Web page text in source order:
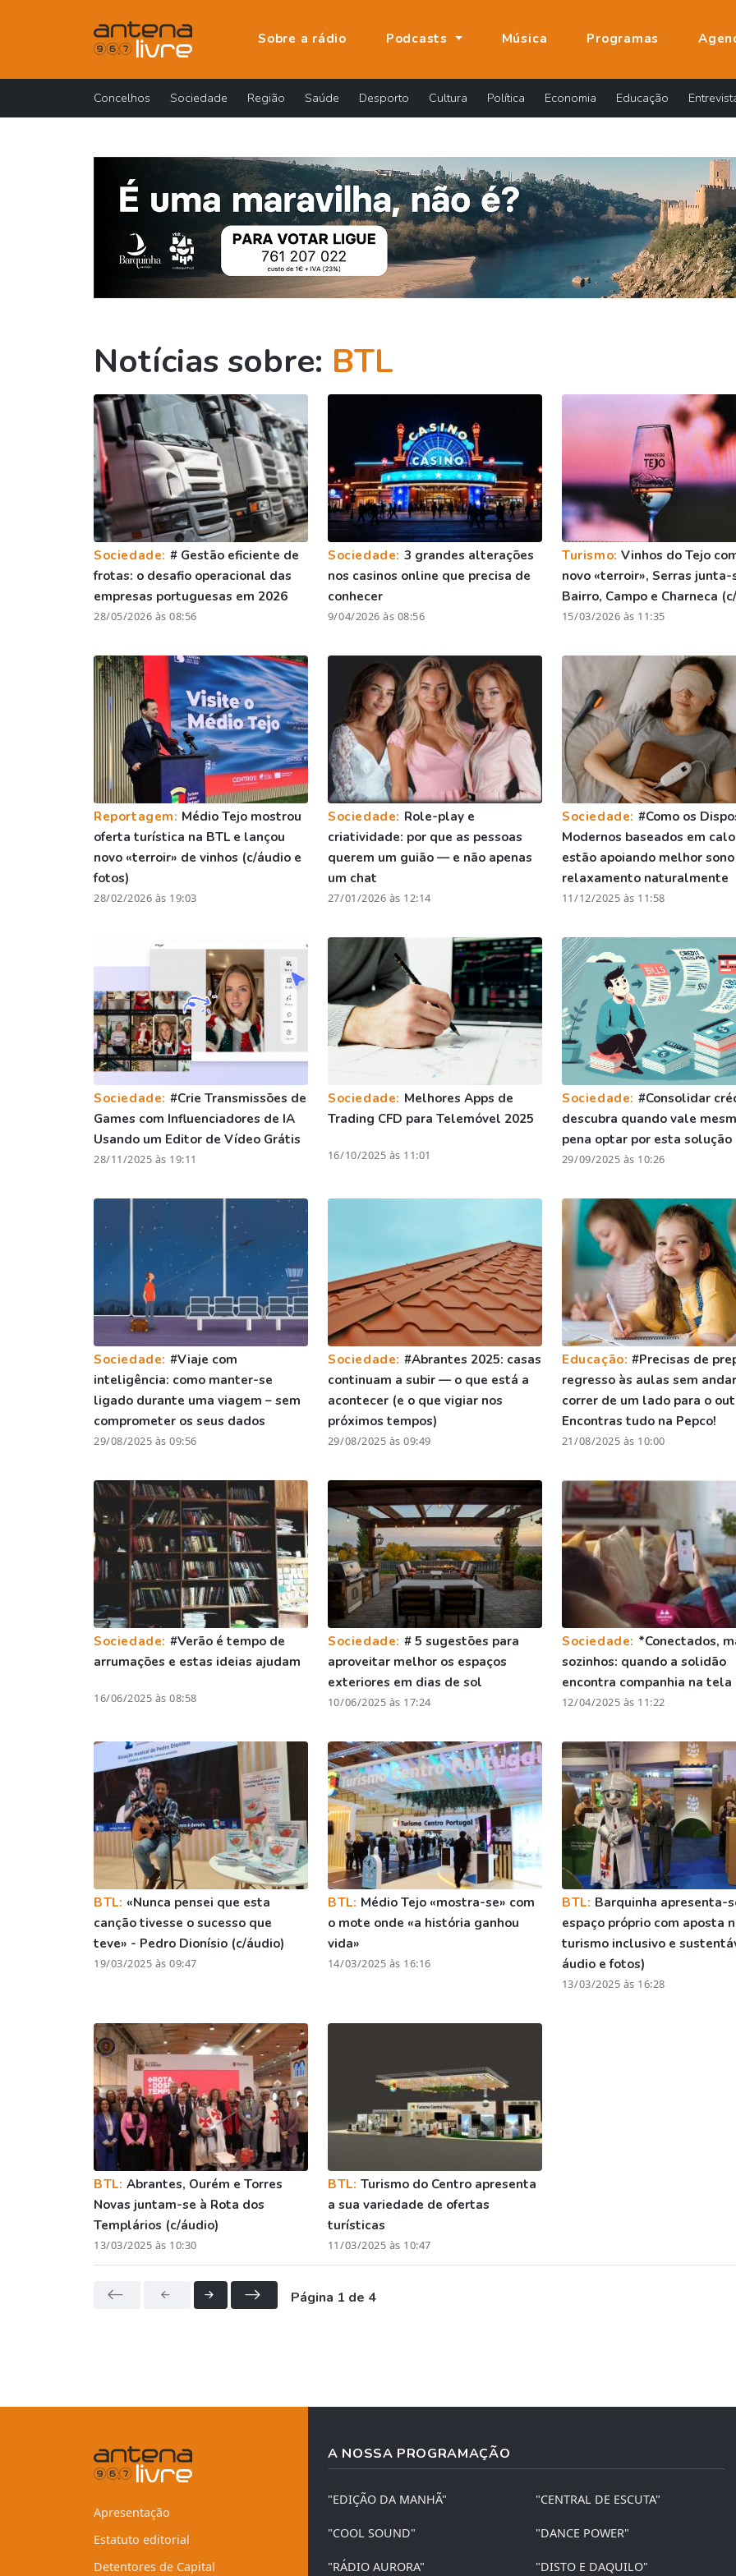
Sobre a rádio Podcasts Música Programas
Concelhos Sociedade Região Saúde Desporto Cultura Política Economia Educação
Notícias sobre: BTL
Sociedade: # Gestão eficiente de
frotas: o desafio operacional das
empresas portuguesas em 2026
28/05/2026 às 08:56
Sociedade: 3 grandes alterações
nos casinos online que precisa de
conhecer
9/04/2026 às 08:56
Turismo:Vinhos do Tejo
novo «terroir», Serras junta-
Bairro, Campo e Charneca
15/03/2026 às 11:35
Reportagem: Médio Tejo mostrou
oferta turística na BTL e lançou
novo «terroir» de vinhos (c/áudio e
fotos)
28/02/2026 às 19:03
Sociedade: Role-play e
criatividade: por que as pessoas
querem um guião — e não apenas
um chat
27/01/2026 às 12:14
Sociedade: #Como os
Modernos baseados em
estão apoiando melhor
relaxamento naturalmente
11/12/2025 às 11:58
Sociedade: #Crie Transmissões de
Games com Influenciadores de IA
Usando um Editor de Vídeo Grátis
28/11/2025 às 19:11
Sociedade: Melhores Apps de
Trading CFD para Telemóvel 2025
16/10/2025 às 11:01
Sociedade: #Consolidar
descubra quando vale
pena optar por esta solução
29/09/2025 às 10:26
Sociedade: #Viaje com
inteligência: como manter-se
ligado durante uma viagem – sem
comprometer os seus dados
29/08/2025 às 09:56
Sociedade: #Abrantes 2025: casas
continuam a subir — o que está a
acontecer (e o que vigiar nos
próximos tempos)
29/08/2025 às 09:49
Educação:#Precisas de
regresso às aulas sem
correr de um lado para o
Encontras tudo na Pepco!
21/08/2025 às 10:00
Sociedade: #Verão é tempo de
arrumações e estas ideias ajudam
16/06/2025 às 08:58
Sociedade: # 5 sugestões para
aproveitar melhor os espaços
exteriores em dias de sol
10/06/2025 às 17:24
Sociedade: *Conectados,
sozinhos: quando a solidão
encontra companhia na tela
12/04/2025 às 11:22
BTL: «Nunca pensei que esta
canção tivesse o sucesso que
teve» - Pedro Dionísio (c/áudio)
19/03/2025 às 09:47
BTL: Médio Tejo «mostra-se» com
o mote onde «a história ganhou
vida»
14/03/2025 às 16:16
BTL: Barquinha apresenta-
espaço próprio com aposta
turismo inclusivo e
áudio e fotos)
13/03/2025 às 16:28
BTL:Abrantes, Ourém e Torres
Novas juntam-se à Rota dos
Templários (c/áudio)
13/03/2025 às 10:30
BTL:Turismo do Centro apresenta
a sua variedade de ofertas
turísticas
11/03/2025 às 10:47
Página 1 de 4
Apresentação
Estatuto editorial
Detentores de Capital
A NOSSA PROGRAMAÇÃO
"EDIÇÃO DA MANHÃ" "CENTRAL DE ESCUTA"
"COOL SOUND" "DANCE POWER"
"RÁDIO AURORA" "DISTO E DAQUILO"